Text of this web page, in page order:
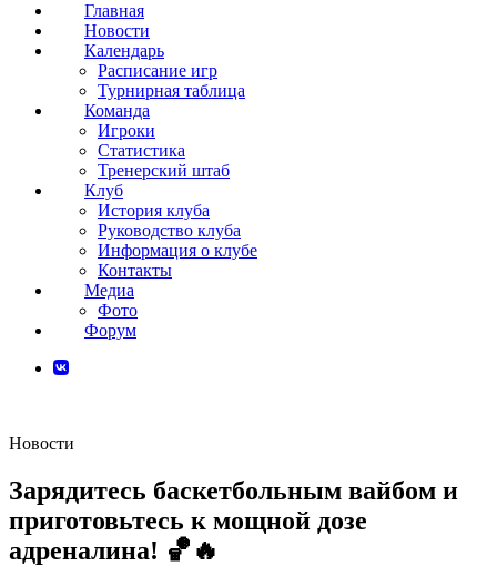
Главная
Новости
Календарь
Расписание игр
Турнирная таблица
Команда
Игроки
Статистика
Тренерский штаб
Клуб
История клуба
Руководство клуба
Информация о клубе
Контакты
Медиа
Фото
Форум
Новости
Зарядитесь баскетбольным вайбом и
приготовьтесь к мощной дозе
адреналина! 🏀🔥